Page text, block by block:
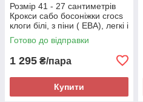
Розмір 41 - 27 сантиметрів
Крокси сабо босоніжки crocs
клоги білі, з піни ( ЕВА), легкі і
зручні
Готово до відправки
1 295 ₴/пара
Купити